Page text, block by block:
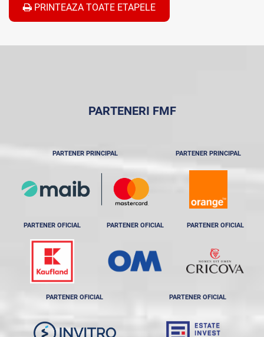
PRINTEAZA TOATE ETAPELE
PARTENERI FMF
PARTENER PRINCIPAL PARTENER PRINCIPAL
PARTENER OFICIAL PARTENER OFICIAL PARTENER OFICIAL
PARTENER OFICIAL PARTENER OFICIAL